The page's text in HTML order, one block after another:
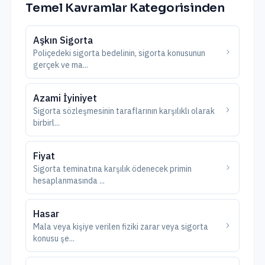
Temel Kavramlar Kategorisinden
Aşkın Sigorta
Poliçedeki sigorta bedelinin, sigorta konusunun
gerçek ve ma...
Azami İyiniyet
Sigorta sözleşmesinin taraflarının karşılıklı olarak
birbirl...
Fiyat
Sigorta teminatına karşılık ödenecek primin
hesaplanmasında ...
Hasar
Mala veya kişiye verilen fiziki zarar veya sigorta
konusu şe...